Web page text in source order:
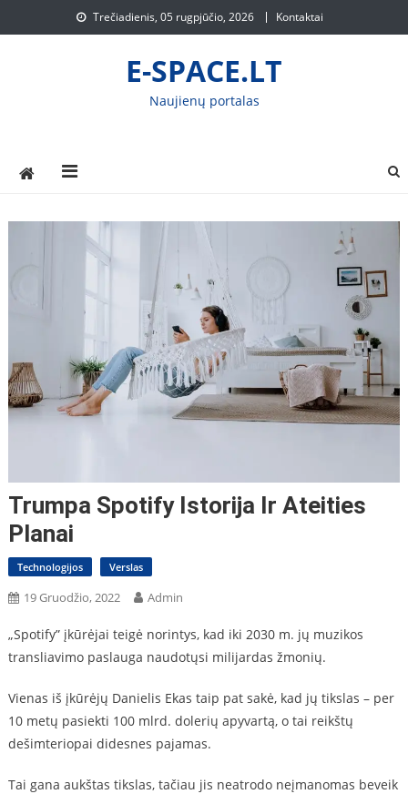
to
Trečiadienis, 05 rugpjūčio, 2026 Kontaktai
E-SPACE.LT
Naujienų portalas
Trumpa Spotify Istorija Ir Ateities
Planai
Technologijos Verslas
19 Gruodžio, 2022 Admin
„Spotify” įkūrėjai teigė norintys, kad iki 2030 m. jų muzikos
transliavimo paslauga naudotųsi milijardas žmonių.
Vienas iš įkūrėjų Danielis Ekas taip pat sakė, kad jų tikslas – per
10 metų pasiekti 100 mlrd. dolerių apyvartą, o tai reikštų
dešimteriopai didesnes pajamas.
Tai gana aukštas tikslas, tačiau jis neatrodo neįmanomas beveik